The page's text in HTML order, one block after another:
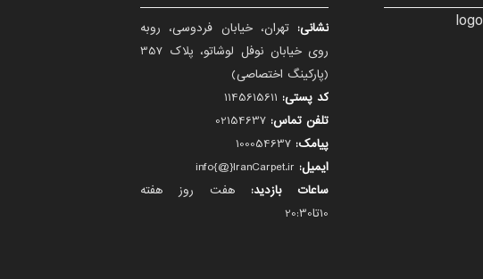
نشانی: تهران، خیابان فردوسی، روبه
روی خیابان نوفل لوشاتو، پلاک 357
(پارکینگ اختصاصی)
کد پستی:
تلفن تماس:
پیامک:
ایمیل:
ساعات بازدید: هفت روز هفته
10تا20:30